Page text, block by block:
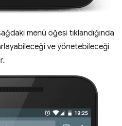
menü öğesi tıklandığında
ve yönetebileceği